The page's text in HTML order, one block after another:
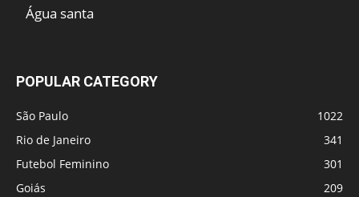
Água santa
POPULAR CATEGORY
São Paulo
1022
Rio de Janeiro
341
Futebol Feminino
301
Goiás
209